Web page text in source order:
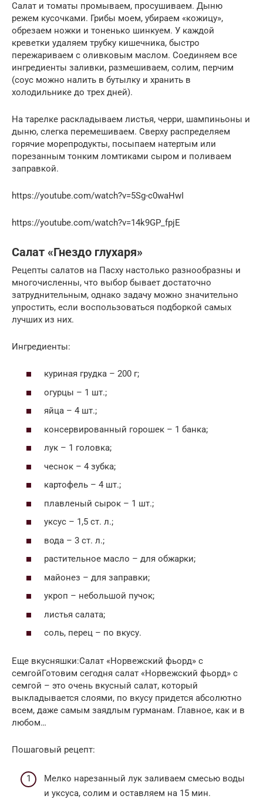
Салат и томаты промываем, просушиваем. Дыню
режем кусочками. Грибы моем, убираем «кожицу»,
обрезаем ножки и тоненько шинкуем. У каждой
креветки удаляем трубку кишечника, быстро
пережариваем с оливковым маслом. Соединяем все
ингредиенты заливки, размешиваем, солим, перчим
(соус можно налить в бутылку и хранить в
холодильнике до трех дней).
На тарелке раскладываем листья, черри, шампиньоны и
дыню, слегка перемешиваем. Сверху распределяем
горячие морепродукты, посыпаем натертым или
порезанным тонким ломтиками сыром и поливаем
заправкой.
https://youtube.com/watch?v=5Sg-c0waHwI
https://youtube.com/watch?v=14k9GP_fpjE
Салат «Гнездо глухаря»
Рецепты салатов на Пасху настолько разнообразны и
многочисленны, что выбор бывает достаточно
затруднительным, однако задачу можно значительно
упростить, если воспользоваться подборкой самых
лучших из них.
Ингредиенты:
куриная грудка – 200 г;
огурцы – 1 шт.;
яйца – 4 шт.;
консервированный горошек – 1 банка;
лук – 1 головка;
чеснок – 4 зубка;
картофель – 4 шт.;
плавленый сырок – 1 шт.;
уксус – 1,5 ст. л.;
вода – 3 ст. л.;
растительное масло – для обжарки;
майонез – для заправки;
укроп – небольшой пучок;
листья салата;
соль, перец – по вкусу.
Еще вкусняшки:Салат «Норвежский фьорд» с
семгойГотовим сегодня салат «Норвежский фьорд» с
семгой – это очень вкусный салат, который
выкладывается слоями, по вкусу придется абсолютно
всем, даже самым заядлым гурманам. Главное, как и в
любом…
Пошаговый рецепт:
Мелко нарезанный лук заливаем смесью воды
и уксуса, солим и оставляем на 15 мин.